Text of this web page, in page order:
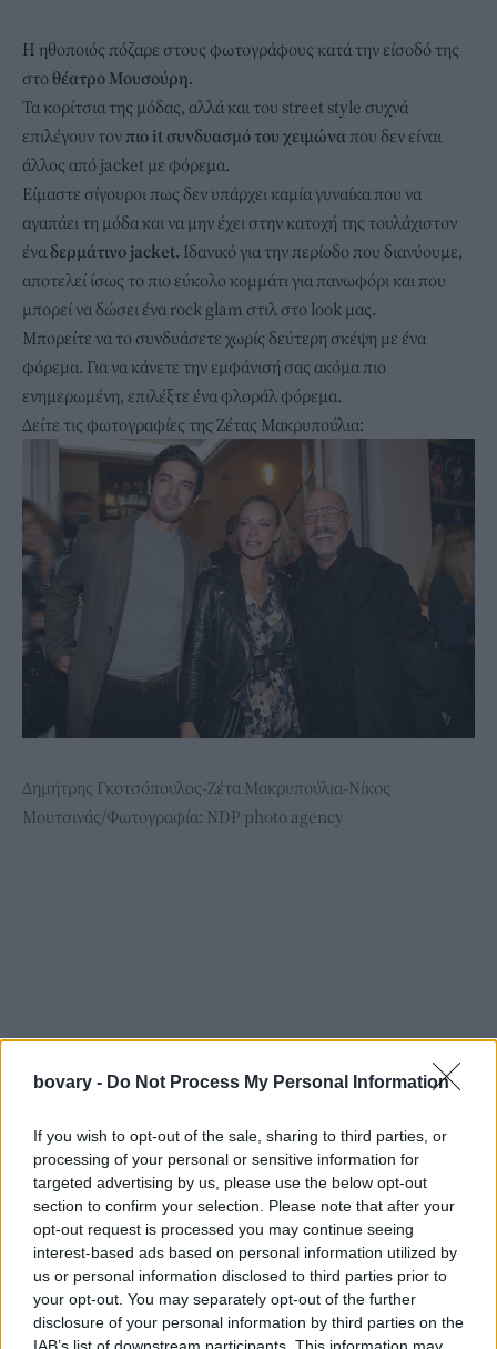
bovary - Do Not Process My Personal Information
If you wish to opt-out of the sale, sharing to third parties, or
processing of your personal or sensitive information for
targeted advertising by us, please use the below opt-out
section to confirm your selection. Please note that after your
opt-out request is processed you may continue seeing
interest-based ads based on personal information utilized by
us or personal information disclosed to third parties prior to
your opt-out. You may separately opt-out of the further
disclosure of your personal information by third parties on the
Η ηθοποιός πόζαρε στους φωτογράφους κατά την είσοδό της
στο θέατρο Μουσούρη.
Τα κορίτσια της μόδας, αλλά και του street style συχνά
επιλέγουν τονπιο it συνδυασμό του χειμώνα που δεν είναι
άλλος από jacket με φόρεμα.
Είμαστε σίγουροι πως δεν υπάρχει καμία γυναίκα που να
αγαπάει τη μόδα και να μην έχει στην κατοχή της τουλάχιστον
έναδερμάτινο jacket. Ιδανικό για την περίοδο που διανύουμε,
αποτελεί ίσως το πιο εύκολο κομμάτι για πανωφόρι και που
μπορεί να δώσει ένα rock glam στιλ στο look μας.
Μπορείτε να το συνδυάσετε χωρίς δεύτερη σκέψη με ένα
φόρεμα. Για να κάνετε την εμφάνισή σας ακόμα πιο
ενημερωμένη, επιλέξτε ένα φλοράλ φόρεμα.
Δείτε τις φωτογραφίες της Ζέτας Μακρυπούλια:
Δημήτρης Γκοτσόπουλος-Ζέτα Μακρυπούλια-Νίκος
Μουτσινάς/Φωτογραφία: NDP photo agency